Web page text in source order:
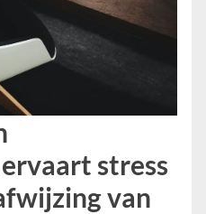
stress
van